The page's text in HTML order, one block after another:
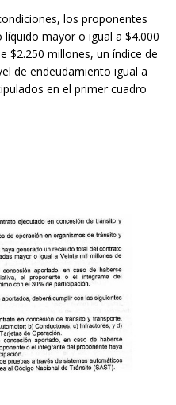
los proponentes
mayor o igual a $4.000
$2.250 millones, un índice de
de endeudamiento igual a
en el primer cuadro